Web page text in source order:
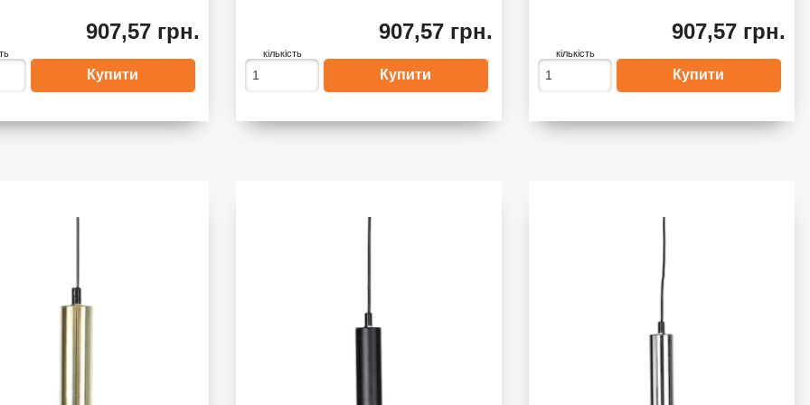
907,57 грн. 907,57 грн.
кількість
907,57 грн.
кількість